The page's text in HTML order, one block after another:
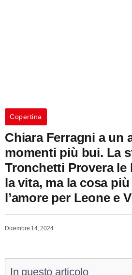
Copertina
Chiara Ferragni a un
momenti più bui. La
Tronchetti Provera le
la vita, ma la cosa
l’amore per Leone e
Dicembre 14, 2024
In questo articolo